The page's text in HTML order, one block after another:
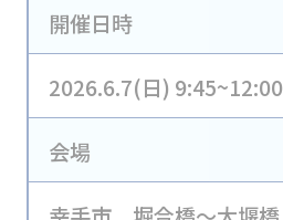
開催日時
2026.6.7(日) 9:45~12:00
会場